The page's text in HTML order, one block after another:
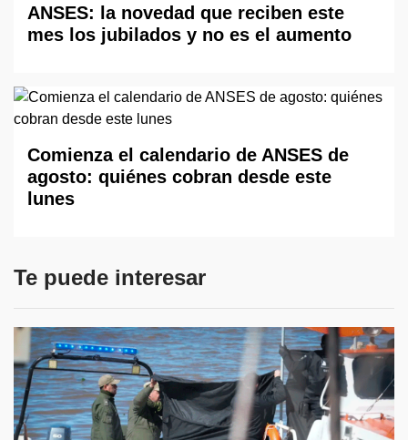
ANSES: la novedad que reciben este
mes los jubilados y no es el aumento
Comienza el calendario de ANSES de
agosto: quiénes cobran desde este
lunes
Te puede interesar